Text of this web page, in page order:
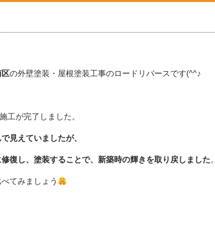
区の外壁塗装・屋根塗装工事のロードリバースです(^^♪
工が完了しました。
見えていましたが、
復し、塗装することで、新築時の輝きを取り戻しました。
てみましょう